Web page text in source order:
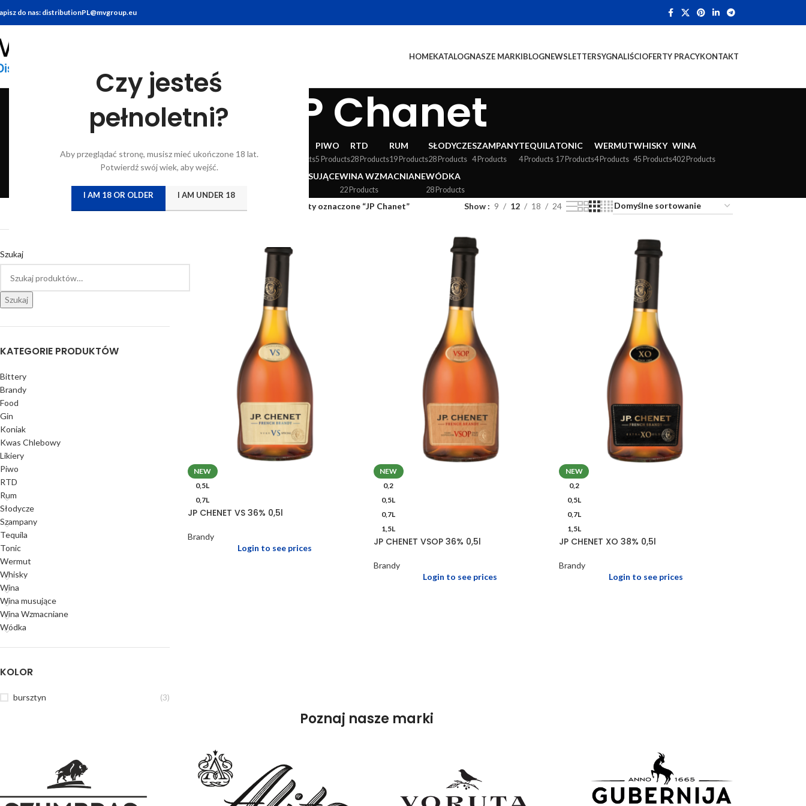
Czy jesteś
pełnoletni?
Aby przeglądać stronę, musisz mieć ukończone 18 lat.
Potwierdź swój wiek, aby wejść.
I AM 18 OR OLDER I AM UNDER 18
do nas: distributionPL@mvgroup.eu
HOMEKATALOGNASZE MARKIBLOGNEWSLETTERSYGNALIŚCIOFERTY PRACYKONTAKT
JP Chanet
7 Products10 Products22 Products7 Products5 Products 24 Products
PIWO
5 Products
RTD
28 Products
RUM
19 Products
SŁODYCZE
28 Products
SZAMPANY
4 Products
TEQUILA
4 Products
TONIC
17 Products
WERMUT
4 Products
WHISKY
45 Products
WINA
402 Products
WINA MUSUJĄCEWINA WZMACNIANE
22 Products
WÓDKA
28 Products
Szukaj
Szukaj
KATEGORIE PRODUKTÓW
Bittery
Brandy
Food
Gin
Koniak
Kwas Chlebowy
Likiery
Piwo
RTD
Rum
Słodycze
Szampany
Tequila
Tonic
Wermut
Whisky
Wina
Wina musujące
Wina Wzmacniane
Wódka
KOLOR
bursztyn (3)
Produkty oznaczone “JP Chanet” Show 9 12 18 24
NEW
0,5L
0,7L
JP CHENET VS 36% 0,5l
Brandy
Login to see prices
NEW
0,2
0,5L
0,7L
1,5L
JP CHENET VSOP 36% 0,5l
Brandy
Login to see prices
NEW
0,2
0,5L
0,7L
1,5L
JP CHENET XO 38% 0,5l
Brandy
Login to see prices
Poznaj nasze marki